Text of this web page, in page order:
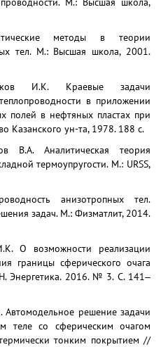
методы в теории
тел. М.: Высшая школа, 2001.
И.К. Краевые задачи
в приложении
полей в нефтяных пластах при
Казанского ун-та, 1978. 188 с.
В.А. Аналитическая теория
термоупругости. М.: URSS,
анизотропных тел.
задач. М.: Физматлит, 2014.
О возможности реализации
границы сферического очага
Энергетика. 2016. № 3. С. 141‒
Автомодельное решение задачи
теле со сферическим очагом
тонким покрытием //